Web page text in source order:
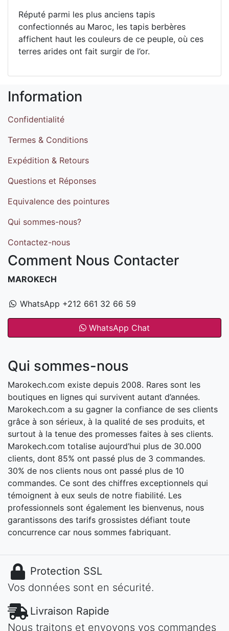
Réputé parmi les plus anciens tapis
confectionnés au Maroc, les tapis berbères
affichent haut les couleurs de ce peuple, où ces
terres arides ont fait surgir de l’or.
Information
Confidentialité
Termes & Conditions
Expédition & Retours
Questions et Réponses
Equivalence des pointures
Qui sommes-nous?
Contactez-nous
Comment Nous Contacter
MAROKECH
WhatsApp +212 661 32 66 59
WhatsApp Chat
Qui sommes-nous
Marokech.com existe depuis 2008. Rares sont les
boutiques en lignes qui survivent autant d’années.
Marokech.com a su gagner la confiance de ses clients
grâce à son sérieux, à la qualité de ses produits, et
surtout à la tenue des promesses faites à ses clients.
Marokech.com totalise aujourd’hui plus de 30.000
clients, dont 85% ont passé plus de 3 commandes.
30% de nos clients nous ont passé plus de 10
commandes. Ce sont des chiffres exceptionnels qui
témoignent à eux seuls de notre fiabilité. Les
professionnels sont également les bienvenus, nous
garantissons des tarifs grossistes défiant toute
concurrence car nous sommes fabriquant.
Protection SSL
Vos données sont en sécurité.
Livraison Rapide
Nous traitons et envoyons vos commandes